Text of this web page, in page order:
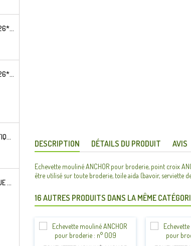
POCHOIR PLASTIQUE 26*18CM : ALPHABET (02)
POCHOIR PLASTIQUE 26*18CM : ALPHABET (01)
POCHOIR A4 EN PLASTIQUE MYLAR ALPHABET ARABE 25 MM
POCHOIR EN PLASTIQUE MYLAR FORMAT A4 (21*29.7CM) ALPHABET GERMANICA LETTRES MINUSCULES
DESCRIPTION DÉTAILS DU PRODUIT AVIS
Echevette mouliné ANCHOR pour broderie, point croix
être utilisé sur toute broderie, toile aida (bavoir, serviette
16 AUTRES PRODUITS DANS LA MÊME